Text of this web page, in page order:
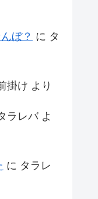
ぼ？ に タ
掛け より
ラレバよ
に タラレ